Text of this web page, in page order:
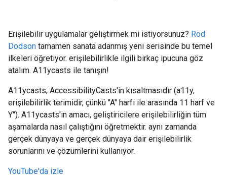
Erişilebilir uygulamalar geliştirmek mi istiyorsunuz? Rod
Dodson tamamen sanata adanmış yeni serisinde bu temel
ilkeleri öğretiyor. erişilebilirlikle ilgili birkaç ipucuna göz
atalım. A11ycasts ile tanışın!
A11ycasts, AccessibilityCasts'in kısaltmasıdır (a11y,
erişilebilirlik terimidir, çünkü "A" harfi ile arasında 11 harf ve
Y"). A11ycasts'in amacı, geliştiricilere erişilebilirliğin tüm
aşamalarda nasıl çalıştığını öğretmektir. aynı zamanda
gerçek dünyaya ve gerçek dünyaya dair erişilebilirlik
sorunlarını ve çözümlerini kullanıyor.
YouTube'da izle